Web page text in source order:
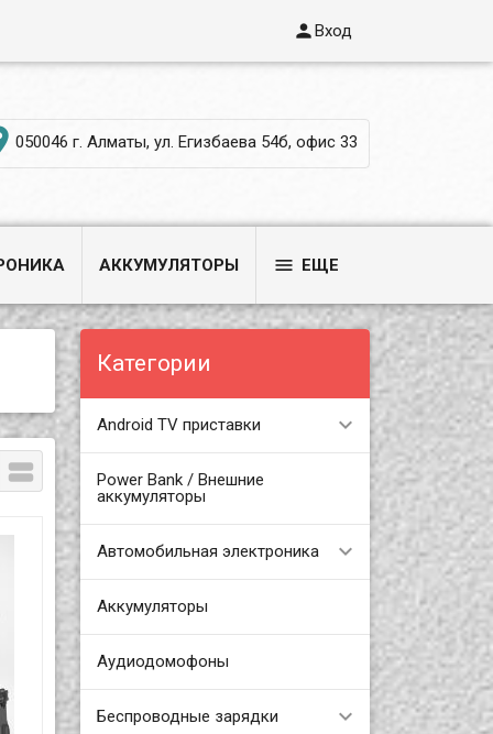
Вход
050046 г. Алматы, ул. Егизбаева 54б, офис 33
АККУМУЛЯТОРЫ  ЕЩЕ
Категории
Android TV приставки
Power Bank / Внешние
аккумуляторы
Автомобильная электроника
Аккумуляторы
Аудиодомофоны
Беспроводные зарядки
